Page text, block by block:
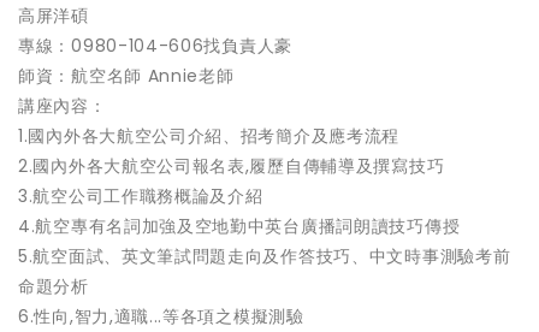
高屏洋碩
專線：0980-104-606找負責人豪
師資：航空名師 Annie老師
講座內容：
1.國內外各大航空公司介紹、招考簡介及應考流程
2.國內外各大航空公司報名表,履歷自傳輔導及撰寫技巧
3.航空公司工作職務概論及介紹
4.航空專有名詞加強及空地勤中英台廣播詞朗讀技巧傳授
5.航空面試、英文筆試問題走向及作答技巧、中文時事測驗考前
命題分析
6.性向,智力,適職...等各項之模擬測驗